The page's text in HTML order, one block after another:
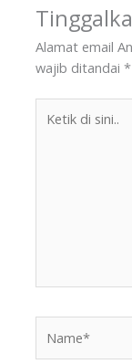
Alamat email
wajib ditandai*